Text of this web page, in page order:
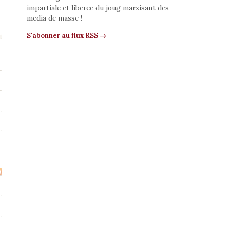
impartiale et liberee du joug marxisant des
media de masse !
S'abonner au flux RSS →